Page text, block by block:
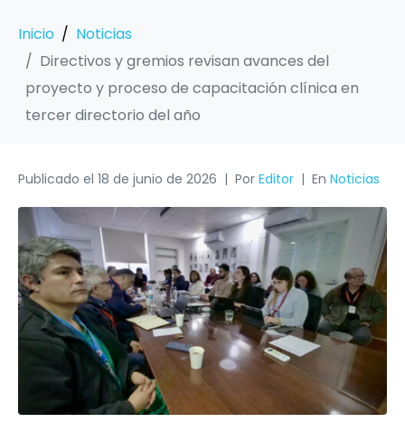
Inicio
Noticias
Directivos y gremios revisan avances del
proyecto y proceso de capacitación clínica en
tercer directorio del año
Publicado el 18 de junio de 2026 Por Editor En Noticias